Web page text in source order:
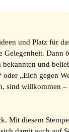
und Platz für
Gelegenheit.
und
„Elch gegen
sind willkommen
Mit diesem